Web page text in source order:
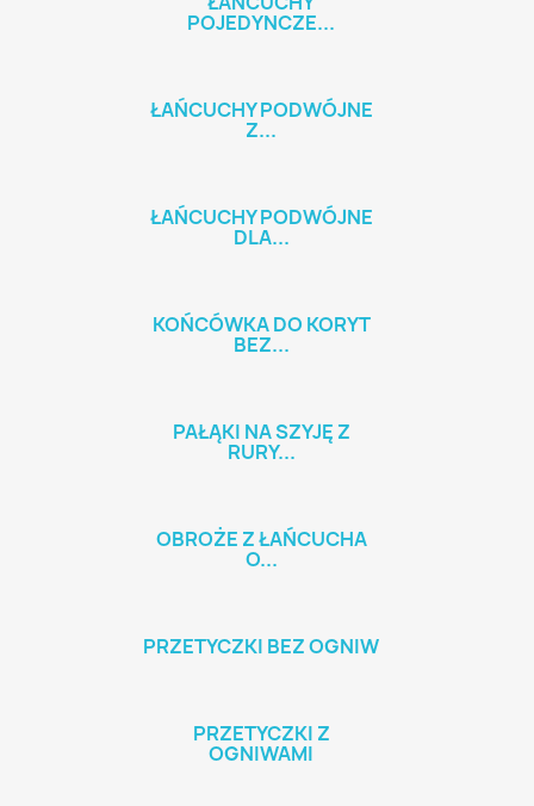
POJEDYNCZE...
ŁAŃCUCHY PODWÓJNE
Z...
ŁAŃCUCHY PODWÓJNE
DLA...
KOŃCÓWKA DO KORYT
BEZ...
PAŁĄKI NA SZYJĘ Z
RURY...
OBROŻE Z ŁAŃCUCHA
O...
PRZETYCZKI BEZ OGNIW
PRZETYCZKI Z
OGNIWAMI